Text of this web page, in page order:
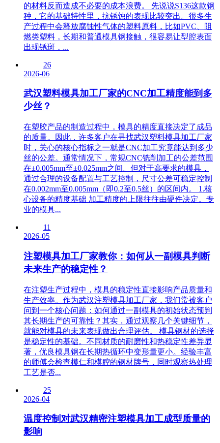
的材料反而造成不必要的成本浪费。 先说说S136这款钢
种，它的基础特性里，抗锈蚀的表现比较突出。很多生
产过程中会释放腐蚀性气体的塑料原料，比如PVC、阻
燃类塑料，长期和普通模具钢接触，很容易让型腔表面
出现锈斑，...
26
2026-06
武汉塑料模具加工厂家的CNC加工精度能到多
少丝？
在塑胶产品的制造过程中，模具的精度直接决定了成品
的质量。因此，许多客户在寻找武汉塑料模具加工厂家
时，关心的核心指标之一就是CNC加工究竟能达到多少
丝的公差。通常情况下，常规CNC铣削加工的公差范围
在±0.005mm至±0.025mm之间。但对于高要求的模具，
通过合理的设备配置与工艺控制，尺寸公差可稳定控制
在0.002mm至0.005mm（即0.2至0.5丝）的区间内。 1.核
心设备的精度基础 加工精度的上限往往由硬件决定。专
业的模具...
11
2026-05
注塑模具加工厂家教你：如何从一副模具判断
未来生产的稳定性？
在注塑生产过程中，模具的稳定性直接影响产品质量和
生产效率。作为武汉注塑模具加工厂家，我们常被客户
问到一个核心问题：如何通过一副模具的初始状态预判
其长期生产的可靠性？其实，通过观察几个关键细节，
就能对模具的未来表现做出合理评估。 模具钢材的选择
是稳定性的基础。不同材质的耐磨性和热稳定性差异显
著，优良模具钢在长期热循环中变形量更小。经验丰富
的师傅会检查模仁和模腔的钢材牌号，同时观察热处理
工艺是否...
25
2026-04
温度控制对武汉精密注塑模具加工成型质量的
影响